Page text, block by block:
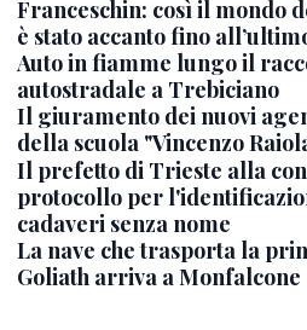
Franceschin: così il mondo
è stato accanto fino
Auto in fiamme lungo il
autostradale a Trebiciano
Il giuramento dei nuovi
della scuola "Vincenzo
Il prefetto di Trieste alla
protocollo per
cadaveri senza nome
La nave che trasporta la
Goliath arriva a Monfalcone